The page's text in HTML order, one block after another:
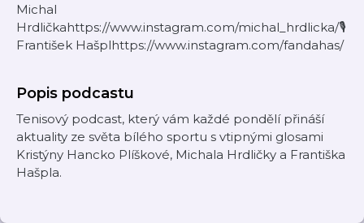
Michal
Hrdličkahttps://www.instagram.com/michal_hrdlicka/🎙
František Hašplhttps://www.instagram.com/fandahas/
Popis podcastu
Tenisový podcast, který vám každé pondělí přináší
aktuality ze světa bílého sportu s vtipnými glosami
Kristýny Hancko Plíškové, Michala Hrdličky a Františka
Hašpla.